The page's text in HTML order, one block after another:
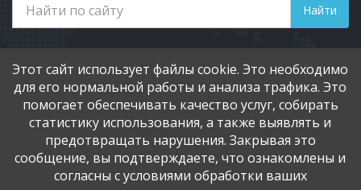
Найти
Телефоны
8 (3812) 901-551
Социальные сети
Этот сайт использует файлы cookie. Это необходимо
для его нормальной работы и анализа трафика. Это
помогает обеспечивать качество услуг, собирать
статистику использования, а также выявлять и
предотвращать нарушения. Закрывая это
сообщение, вы подтверждаете, что ознакомлены и
согласны с условиями обработки ваших